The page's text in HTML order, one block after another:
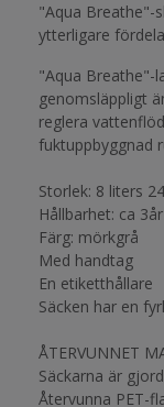
"Aqua Breathe"-
ytterligare
"Aqua Breathe"-
genomsläppligt
reglera
fuktuppbyggnad
Storlek: 8 liters
Hållbarhet: ca
Färg: mörkgrå
Med handtag
En etiketthållare
Säcken har en
ÅTERVUNNET
Säckarna är
Återvunna PET-